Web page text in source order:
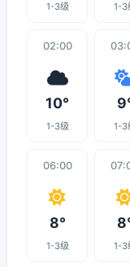
1-3级 1-3
02:00
10°
1-3级 1-3
06:00
8°
1-3级 1-3